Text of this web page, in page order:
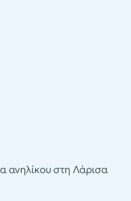
ανηλίκου στη Λάρισα